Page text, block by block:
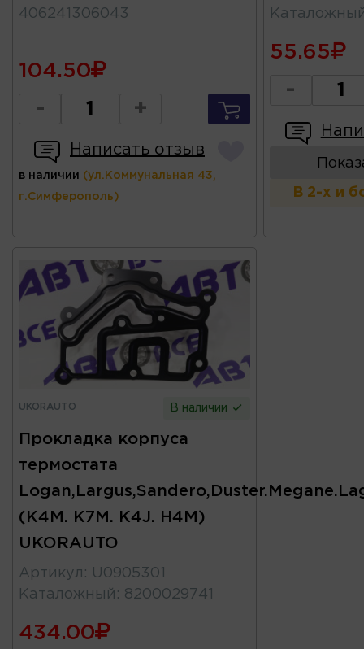
406241306043
104.50
- +
Написать отзыв
в наличии (ул.Коммунальная 43,
г.Симферополь)
55.65
-
В 2-х и
UKORAUTO В наличии
Прокладка корпуса
термостата
(K4M. K7M. K4J. H4M)
UKORAUTO
Артикул : U0905301
Каталожный : 8200029741
434.00